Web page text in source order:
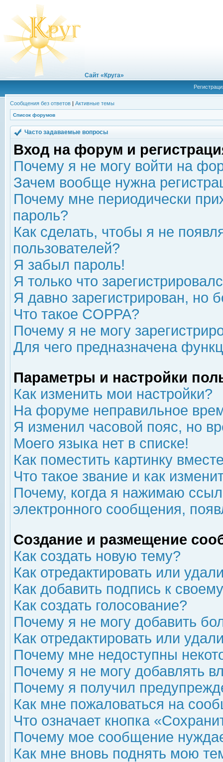
Сайт «Круга»
Сообщения без ответов | Активные темы
Список форумов
Часто задаваемые вопросы
Вход на форум и
Почему я не могу войти на
Зачем вообще нужна
Почему мне периодически
пароль?
Как сделать, чтобы я не
пользователей?
Я забыл пароль!
Я только что
Я давно зарегистрирован, но
Что такое COPPA?
Почему я не могу
Для чего предназначена
Параметры и настройки
Как изменить мои настройки?
На форуме неправильное
Я изменил часовой пояс, но
Моего языка нет в списке!
Как поместить картинку
Что такое звание и как
Почему, когда я нажимаю
электронного сообщения,
Создание и размещение
Как создать новую тему?
Как отредактировать или
Как добавить подпись к
Как создать голосование?
Почему я не могу добавить
Как отредактировать или
Почему мне недоступны
Почему я не могу добавлять
Почему я получил
Как мне пожаловаться на
Что означает кнопка
Почему мое сообщение
Как мне вновь поднять мою